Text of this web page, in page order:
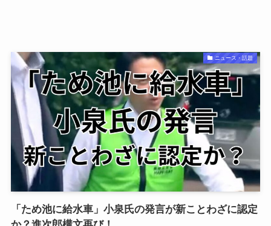
ニュース・話題
「ため池に給水車」小泉氏の発言が新ことわざに認定